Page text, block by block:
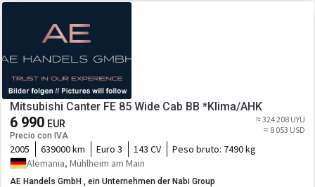
Mitsubishi Canter FE 85 Wide Cab BB *Klima/AHK
6 990 EUR
Precio con IVA
≈ 324 208 UYU
≈ 8 053 USD
2005 639000 km Euro 3 143 CV Peso bruto: 7490 kg
Alemania, Mühlheim am Main
AE Handels GmbH , ein Unternehmen der Nabi Group